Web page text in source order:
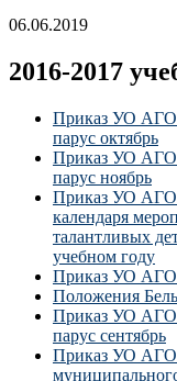
06.06.2019
2016-2017
Приказ УО АГО
парус октябрь
Приказ УО АГО
парус ноябрь
Приказ УО АГО
календаря
талантливых
учебном году
Приказ УО АГО
Положения
Приказ УО АГО
парус сентябрь
Приказ УО АГО